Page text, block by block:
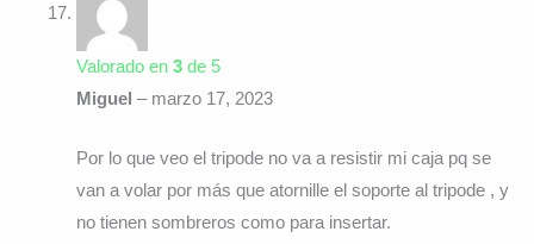
Valorado en 3de 5
Miguel – marzo 17, 2023
Por lo que veo el tripode no va a resistir mi caja pq se
van a volar por más que atornille el soporte al tripode , y
no tienen sombreros como para insertar.